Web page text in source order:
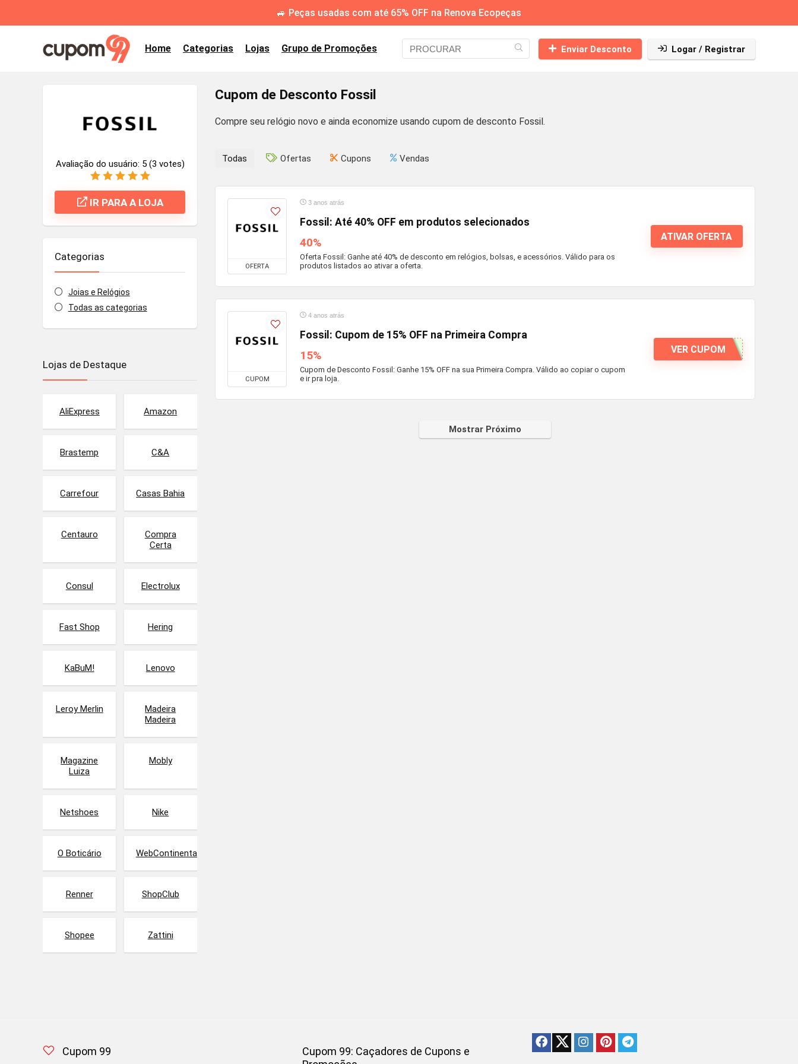
🚙 Peças usadas com até 65% OFF na Renova Ecopeças
Home Categorias Lojas Grupo de Promoções Enviar Desconto Logar / Registrar
Cupom de Desconto Fossil
Compre seu relógio novo e ainda economize usando cupom de desconto Fossil.
Avaliação do usuário: 5 (3 votes)
IR PARA A LOJA
Categorias
Joias e Relógios
Todas as categorias
Todas Ofertas Cupons Vendas
OFERTA
3 anos atrás
Fossil: Até 40% OFF em produtos selecionados
40%
Oferta Fossil: Ganhe até 40% de desconto em relógios, bolsas, e acessórios. Válido para os
produtos listados ao ativar a oferta.
ATIVAR OFERTA
CUPOM
4 anos atrás
Fossil: Cupom de 15% OFF na Primeira Compra
15%
Cupom de Desconto Fossil: Ganhe 15% OFF na sua Primeira Compra. Válido ao copiar o cupom
e ir pra loja.
VER CUPOM
Mostrar Próximo
Lojas de Destaque
AliExpress Amazon
Brastemp C&A
Carrefour Casas Bahia
Centauro
Compra
Certa
Consul Electrolux
Fast Shop Hering
KaBuM! Lenovo
Leroy Merlin
Madeira
Madeira
Magazine
Luiza
Mobly
Netshoes Nike
O Boticário WebContinental
Renner ShopClub
Shopee Zattini
Cupom 99
Cupom 99: Caçadores de Cupons e